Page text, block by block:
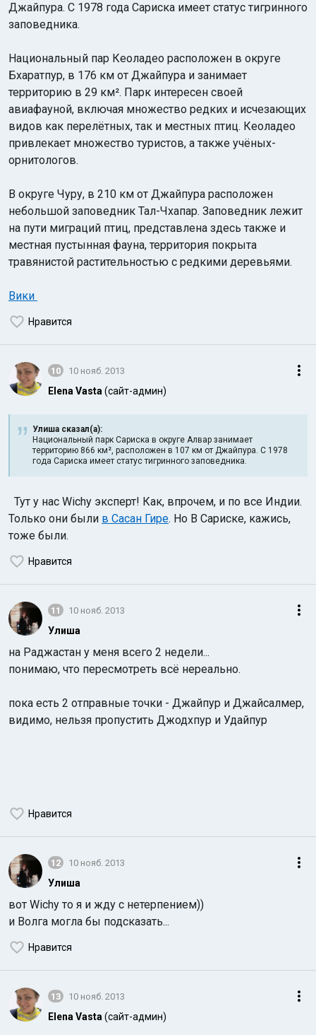
Джайпура. С 1978 года Сариска имеет статус тигринного
заповедника.
Национальный пар Кеоладео расположен в округе
Бхаратпур, в 176 км от Джайпура и занимает
территорию в 29 км². Парк интересен своей
авиафауной, включая множество редких и исчезающих
видов как перелётных, так и местных птиц. Кеоладео
привлекает множество туристов, а также учёных-
орнитологов.
В округе Чуру, в 210 км от Джайпура расположен
небольшой заповедник Тал-Чхапар. Заповедник лежит
на пути миграций птиц, представлена здесь также и
местная пустынная фауна, территория покрыта
травянистой растительностью с редкими деревьями.
Вики
Нравится
10 10 нояб. 2013
Elena Vasta (сайт-админ)
Улиша сказал(а):
Национальный парк Сариска в округе Алвар занимает
территорию 866 км², расположен в 107 км от Джайпура. С 1978
года Сариска имеет статус тигринного заповедника.
Тут у нас Wichy эксперт! Как, впрочем, и по все Индии.
Только они были в Сасан Гире. Но В Сариске, кажись,
тоже были.
Нравится
11 10 нояб. 2013
Улиша
на Раджастан у меня всего 2 недели...
понимаю, что пересмотреть всё нереально.
пока есть 2 отправные точки - Джайпур и Джайсалмер,
видимо, нельзя пропустить Джодхпур и Удайпур
Нравится
12 10 нояб. 2013
Улиша
вот Wichy то я и жду с нетерпением))
и Волга могла бы подсказать...
Нравится
13 10 нояб. 2013
Elena Vasta (сайт-админ)